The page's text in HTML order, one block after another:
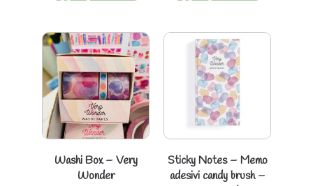
Washi Box – Very
Wonder
Sticky Notes – Memo
adesivi candy brush –